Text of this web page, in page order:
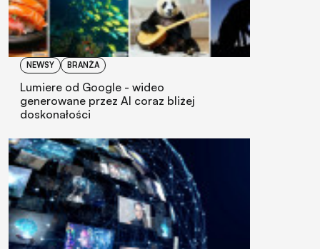
NEWSY BRANŻA
Lumiere od Google - wideo
generowane przez AI coraz bliżej
doskonałości